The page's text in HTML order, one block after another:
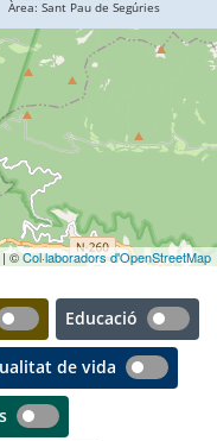
| ©Col·laboradors d'OpenStreetMap
Educació
de vida